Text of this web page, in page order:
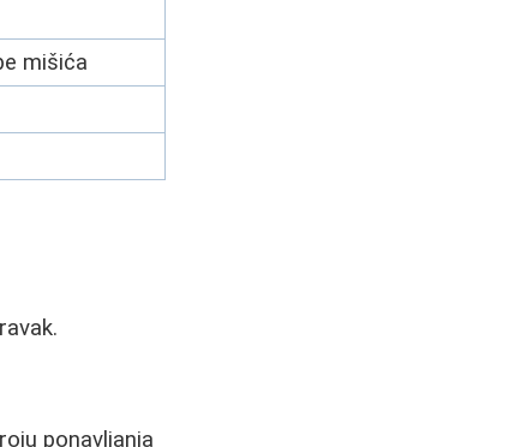
mišića
ponavljanja